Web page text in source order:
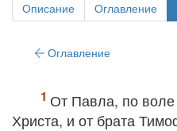
Описание Оглавление
Оглавление
От Павла, по воле
Христа, и от брата